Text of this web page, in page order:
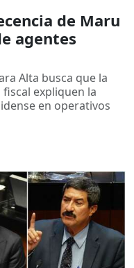
de Maru
agentes
Alta busca que la
expliquen la
en operativos